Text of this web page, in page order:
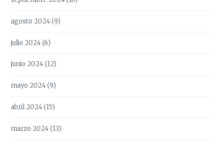
agosto 2024(9)
julio 2024(6)
junio 2024(12)
mayo 2024(9)
abril 2024(15)
marzo 2024(13)